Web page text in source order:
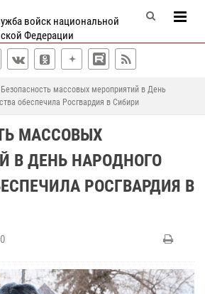
войск национальной
Федерации
Безопасность массовых мероприятий в День
обеспечила Росгвардия в Сибири
МАССОВЫХ
В ДЕНЬ НАРОДНОГО
РОСГВАРДИЯ В